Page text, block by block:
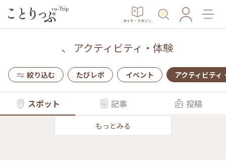
ガイド・マガジン
、 アクティビティ・体験
絞り込む たびレポ イベント アクティビティ
スポット 記事 投稿
もっとみる